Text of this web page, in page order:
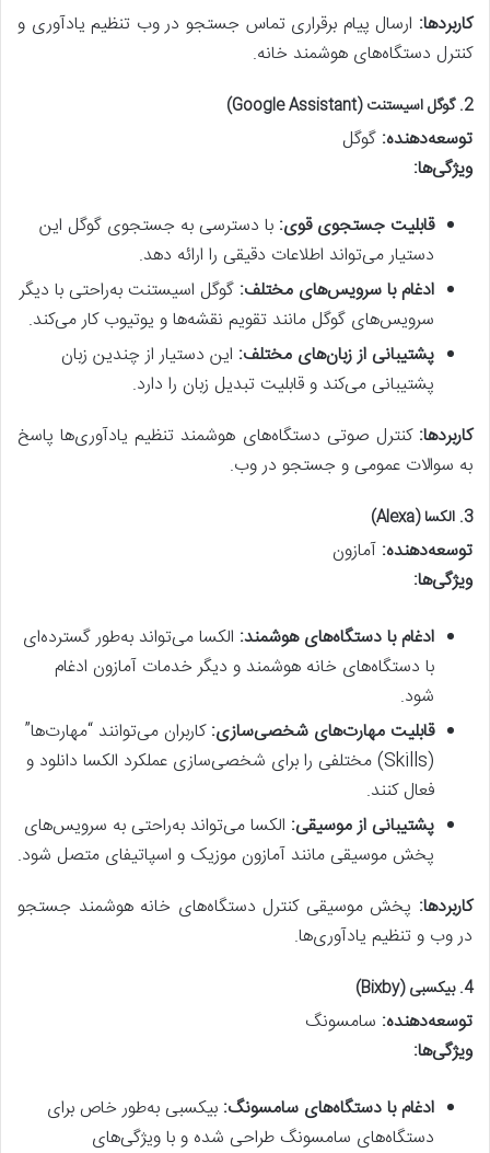
کاربردها: ارسال پیام برقراری تماس جستجو در وب تنظیم یادآوری و
کنترل دستگاه‌های هوشمند خانه.
2. گوگل اسیستنت (Google Assistant)
توسعه‌دهنده: گوگل
ویژگی‌ها:
قابلیت جستجوی قوی: با دسترسی به جستجوی گوگل این
دستیار می‌تواند اطلاعات دقیقی را ارائه دهد.
ادغام با سرویس‌های مختلف: گوگل اسیستنت به‌راحتی با دیگر
سرویس‌های گوگل مانند تقویم نقشه‌ها و یوتیوب کار می‌کند.
پشتیبانی از زبان‌های مختلف: این دستیار از چندین زبان
پشتیبانی می‌کند و قابلیت تبدیل زبان را دارد.
کاربردها: کنترل صوتی دستگاه‌های هوشمند تنظیم یادآوری‌ها پاسخ
به سوالات عمومی و جستجو در وب.
3. الکسا (Alexa)
توسعه‌دهنده: آمازون
ویژگی‌ها:
ادغام با دستگاه‌های هوشمند: الکسا می‌تواند به‌طور گسترده‌ای
با دستگاه‌های خانه هوشمند و دیگر خدمات آمازون ادغام
شود.
قابلیت مهارت‌های شخصی‌سازی:کاربران می‌توانند “مهارت‌ها”
(Skills) مختلفی را برای شخصی‌سازی عملکرد الکسا دانلود و
فعال کنند.
پشتیبانی از موسیقی: الکسا می‌تواند به‌راحتی به سرویس‌های
پخش موسیقی مانند آمازون موزیک و اسپاتیفای متصل شود.
کاربردها: پخش موسیقی کنترل دستگاه‌های خانه هوشمند جستجو
در وب و تنظیم یادآوری‌ها.
4. بیکسبی (Bixby)
توسعه‌دهنده: سامسونگ
ویژگی‌ها:
ادغام با دستگاه‌های سامسونگ: بیکسبی به‌طور خاص برای
دستگاه‌های سامسونگ طراحی شده و با ویژگی‌های